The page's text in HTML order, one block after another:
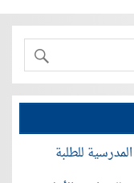
للطلبة